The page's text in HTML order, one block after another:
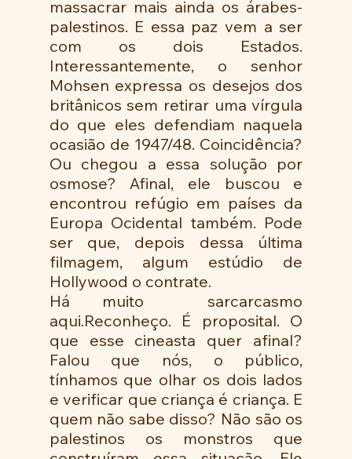
massacrar mais ainda os árabes-
palestinos. E essa paz vem a ser
com os dois Estados.
Interessantemente, o senhor
Mohsen expressa os desejos dos
britânicos sem retirar uma vírgula
do que eles defendiam naquela
ocasião de 1947/48. Coincidência?
Ou chegou a essa solução por
osmose? Afinal, ele buscou e
encontrou refúgio em países da
Europa Ocidental também. Pode
ser que, depois dessa última
filmagem, algum estúdio de
Hollywood o contrate.
Há muito  sarcarcasmo
aqui.Reconheço. É proposital. O
que esse cineasta quer afinal?
Falou que nós, o público,
tínhamos que olhar os dois lados
e verificar que criança é criança. E
quem não sabe disso? Não são os
palestinos os monstros que